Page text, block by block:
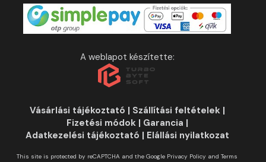
A weblapot készítette:
Vásárlási tájékoztató | Szállítási feltételek|
Fizetési módok| Garancia |
Adatkezelési tájékoztató | Elállási nyilatkozat
This site is protected by reCAPTCHA and the Google Privacy Policy and Terms